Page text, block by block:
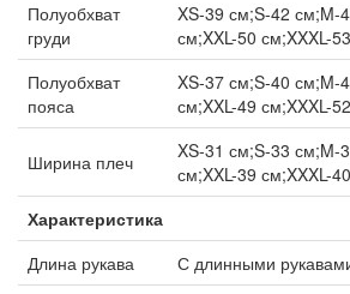
Полуобхват
груди
XS-39 см;S-42 см;M-
см;XXL-50 см;XXXL-
Полуобхват
пояса
XS-37 см;S-40 см;M-
см;XXL-49 см;XXXL-
Ширина плеч
XS-31 см;S-33 см;M-
см;XXL-39 см;XXXL-
Характеристика
Длина рукава
С длинными